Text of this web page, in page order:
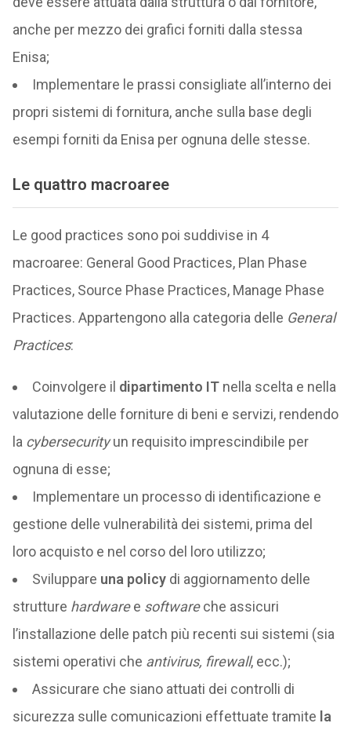
anche per mezzo dei grafici forniti dalla stessa
Enisa;
Implementare le prassi consigliate all’interno dei
propri sistemi di fornitura, anche sulla base degli
esempi forniti da Enisa per ognuna delle stesse.
Le quattro macroaree
Le good practices sono poi suddivise in 4
macroaree: General Good Practices, Plan Phase
Practices, Source Phase Practices, Manage Phase
Practices. Appartengono alla categoria delle General
Practices:
Coinvolgere il dipartimento ITnella scelta e nella
valutazione delle forniture di beni e servizi, rendendo
la cybersecurityun requisito imprescindibile per
ognuna di esse;
Implementare un processo di identificazione e
gestione delle vulnerabilità dei sistemi, prima del
loro acquisto e nel corso del loro utilizzo;
Sviluppare una policydi aggiornamento delle
strutture hardwaree softwareche assicuri
l’installazione delle patch più recenti sui sistemi (sia
sistemi operativi che antivirus, firewall, ecc.);
Assicurare che siano attuati dei controlli di
sicurezza sulle comunicazioni effettuate tramite la